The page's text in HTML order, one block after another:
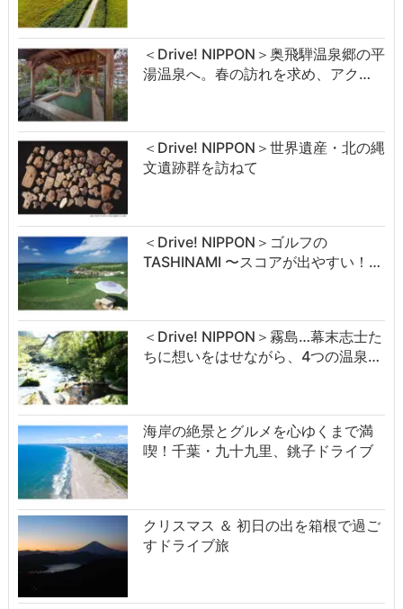
＜Drive! NIPPON＞奥飛騨温泉郷の平
湯温泉へ。春の訪れを求め、アク…
＜Drive! NIPPON＞世界遺産・北の縄
文遺跡群を訪ねて
＜Drive! NIPPON＞ゴルフの
TASHINAMI 〜スコアが出やすい！…
＜Drive! NIPPON＞霧島…幕末志士た
ちに想いをはせながら、4つの温泉…
海岸の絶景とグルメを心ゆくまで満
喫！千葉・九十九里、銚子ドライブ
クリスマス ＆ 初日の出を箱根で過ご
すドライブ旅